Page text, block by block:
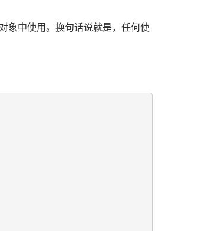
象中使用。换句话说就是，任何使